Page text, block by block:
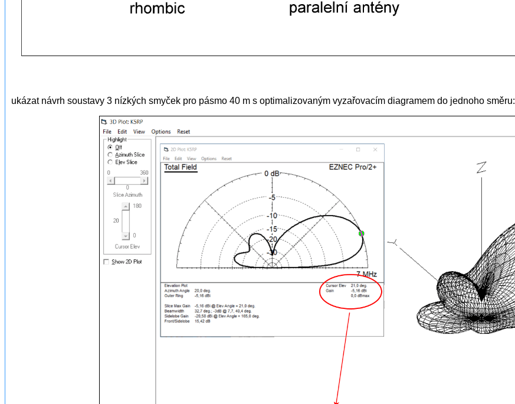
ukázat návrh soustavy 3 nízkých smyček pro pásmo 40 m s optimalizovaným vyzařovacím diagramem do jednoho směru: